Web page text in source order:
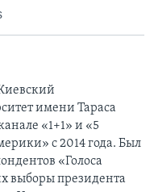
имени Тараса
«1+1» и «5
с 2014 года. Был
«Голоса
выборы президента